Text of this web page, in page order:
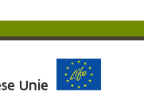
Unie